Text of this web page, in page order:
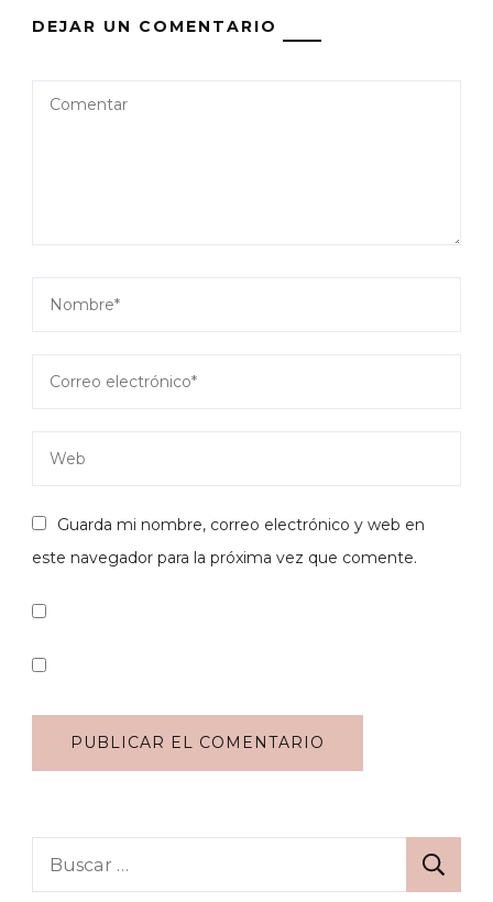
DEJAR UN COMENTARIO
Guarda mi nombre, correo electrónico y web en
este navegador para la próxima vez que comente.
Buscar: